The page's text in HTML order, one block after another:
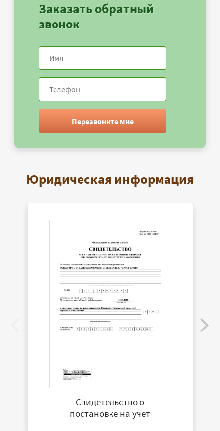
Заказать обратный
звонок
Перезвоните мне
Юридическая информация
Свидетельство о
постановке на учет